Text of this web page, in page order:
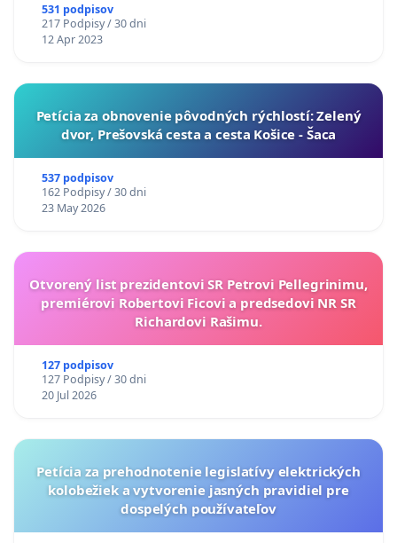
531 podpisov
217 Podpisy / 30 dni
12 Apr 2023
​Petícia za obnovenie pôvodných rýchlostí: Zelený
dvor, Prešovská cesta a cesta Košice - Šaca
537 podpisov
162 Podpisy / 30 dni
23 May 2026
Otvorený list prezidentovi SR Petrovi Pellegrinimu,
premiérovi Robertovi Ficovi a predsedovi NR SR
Richardovi Rašimu.
127 podpisov
127 Podpisy / 30 dni
20 Jul 2026
Petícia za prehodnotenie legislatívy elektrických
kolobežiek a vytvorenie jasných pravidiel pre
dospelých používateľov